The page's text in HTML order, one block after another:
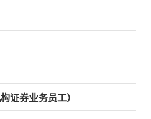
证券业务员工）